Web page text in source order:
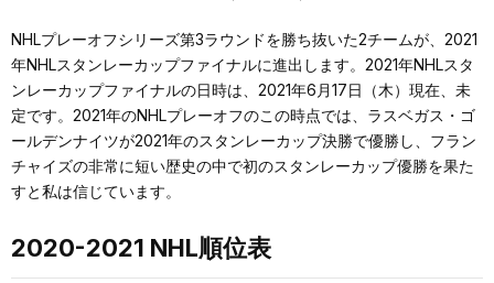
NHLプレーオフシリーズ第3ラウンドを勝ち抜いた2チームが、2021
年NHLスタンレーカップファイナルに進出します。2021年NHLスタ
ンレーカップファイナルの日時は、2021年6月17日（木）現在、未
定です。2021年のNHLプレーオフのこの時点では、ラスベガス・ゴ
ールデンナイツが2021年のスタンレーカップ決勝で優勝し、フラン
チャイズの非常に短い歴史の中で初のスタンレーカップ優勝を果た
すと私は信じています。
2020-2021 NHL順位表